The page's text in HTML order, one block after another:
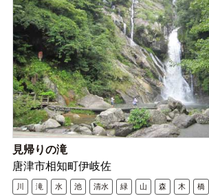
見帰りの滝
唐津市相知町伊岐佐
川 滝 水 池 清水 緑 山 森 木 橋